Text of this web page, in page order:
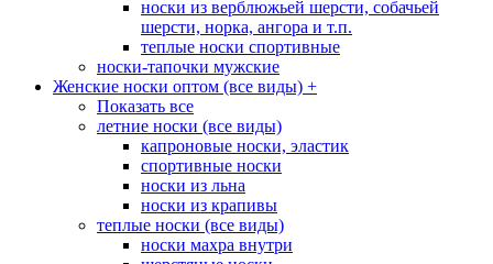
носки из верблюжьей шерсти, собачьей
шерсти, норка, ангора и т.п.
теплые носки спортивные
носки-тапочки мужские
Женские носки оптом (все виды) +
Показать все
летние носки (все виды)
капроновые носки, эластик
спортивные носки
носки из льна
носки из крапивы
теплые носки (все виды)
носки махра внутри